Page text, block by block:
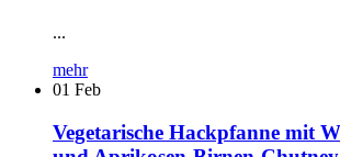
...
mehr
01 Feb
Vegetarische Hackpfanne mit